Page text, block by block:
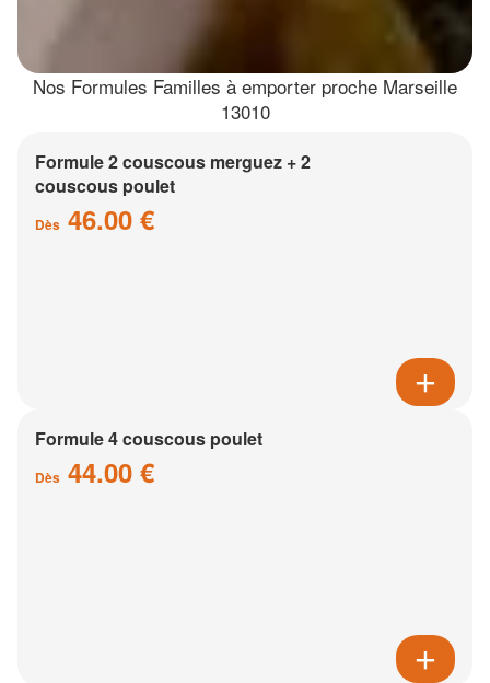
Nos Formules Familles à emporter proche Marseille
13010
Formule 2 couscous merguez + 2
couscous poulet
Dès 46.00 €
Formule 4 couscous poulet
Dès 44.00 €